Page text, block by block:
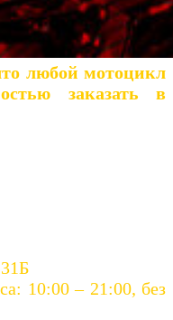
любой мотоцикл
заказать в
10:00 – 21:00, без